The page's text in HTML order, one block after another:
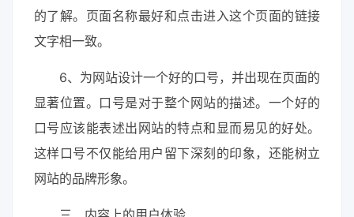
的了解。页面名称最好和点击进入这个页面的链接
文字相一致。
6、为网站设计一个好的口号，并出现在页面的
显著位置。口号是对于整个网站的描述。一个好的
口号应该能表述出网站的特点和显而易见的好处。
这样口号不仅能给用户留下深刻的印象，还能树立
网站的品牌形象。